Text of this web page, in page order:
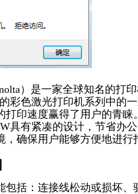
）是一家全球知名的打
彩色激光打印机系列中的
打印速度赢得了用户的青
具有紧凑的设计，节省办
确保用户能够方便地进行
包括：连接线松动或损坏